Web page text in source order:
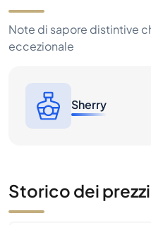
Note di sapore distintive
eccezionale
Sherry
Storico dei prezzi